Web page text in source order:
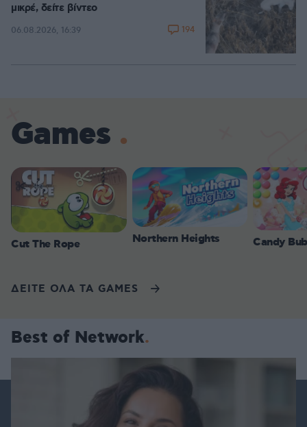
μικρέ, δείτε βίντεο
06.08.2026, 16:39 194
Games
Cut The Rope Northern Heights Candy
ΔΕΙΤΕ ΟΛΑ ΤΑ GAMES
Best of Network